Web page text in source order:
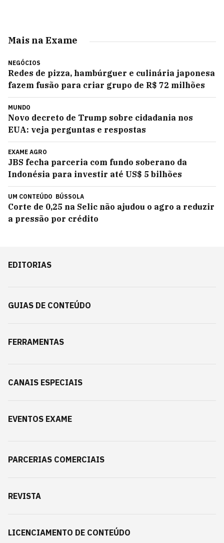
Mais na Exame
NEGÓCIOS
Redes de pizza, hambúrguer e culinária japonesa
fazem fusão para criar grupo de R$ 72 milhões
MUNDO
Novo decreto de Trump sobre cidadania nos
EUA: veja perguntas e respostas
EXAME AGRO
JBS fecha parceria com fundo soberano da
Indonésia para investir até US$ 5 bilhões
UM CONTEÚDO BÚSSOLA
Corte de 0,25 na Selic não ajudou o agro a reduzir
a pressão por crédito
EDITORIAS
GUIAS DE CONTEÚDO
FERRAMENTAS
CANAIS ESPECIAIS
EVENTOS EXAME
PARCERIAS COMERCIAIS
REVISTA
LICENCIAMENTO DE CONTEÚDO